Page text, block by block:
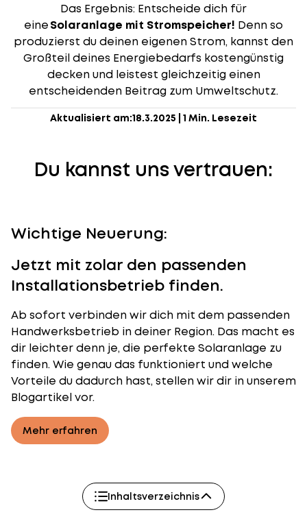
Das Ergebnis: Entscheide dich für
eineSolaranlage mit Stromspeicher! Denn so
produzierst du deinen eigenen Strom, kannst den
Großteil deines Energiebedarfs kostengünstig
decken und leistest gleichzeitig einen
entscheidenden Beitrag zum Umweltschutz.
Aktualisiert am:18.3.2025 1 Min. Lesezeit
Du kannst uns vertrauen:
Wichtige Neuerung:
Jetzt mit zolar den passenden
Installationsbetrieb finden.
Ab sofort verbinden wir dich mit dem passenden
Handwerksbetrieb in deiner Region. Das macht es
dir leichter denn je, die perfekte Solaranlage zu
finden. Wie genau das funktioniert und welche
Vorteile du dadurch hast, stellen wir dir in unserem
Blogartikel vor.
Mehr erfahren
Inhaltsverzeichnis